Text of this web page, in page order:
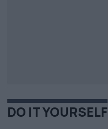
DO IT YOURSELF